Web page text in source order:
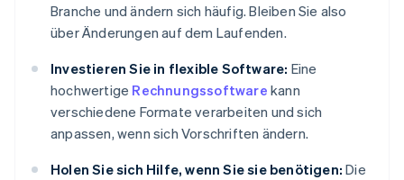
Branche und ändern sich häufig. Bleiben Sie also
über Änderungen auf dem Laufenden.
Investieren Sie in flexible Software: Eine
hochwertige Rechnungssoftware kann
verschiedene Formate verarbeiten und sich
anpassen, wenn sich Vorschriften ändern.
Holen Sie sich Hilfe, wenn Sie sie benötigen: Die